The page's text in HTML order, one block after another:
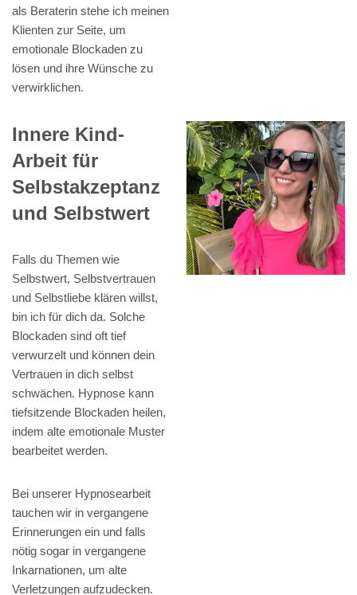
als Beraterin stehe ich meinen
Klienten zur Seite, um
emotionale Blockaden zu
lösen und ihre Wünsche zu
verwirklichen.
Innere Kind-
Arbeit für
Selbstakzeptanz
und Selbstwert
Falls du Themen wie
Selbstwert, Selbstvertrauen
und Selbstliebe klären willst,
bin ich für dich da. Solche
Blockaden sind oft tief
verwurzelt und können dein
Vertrauen in dich selbst
schwächen. Hypnose kann
tiefsitzende Blockaden heilen,
indem alte emotionale Muster
bearbeitet werden.
Bei unserer Hypnosearbeit
tauchen wir in vergangene
Erinnerungen ein und falls
nötig sogar in vergangene
Inkarnationen, um alte
Verletzungen aufzudecken.